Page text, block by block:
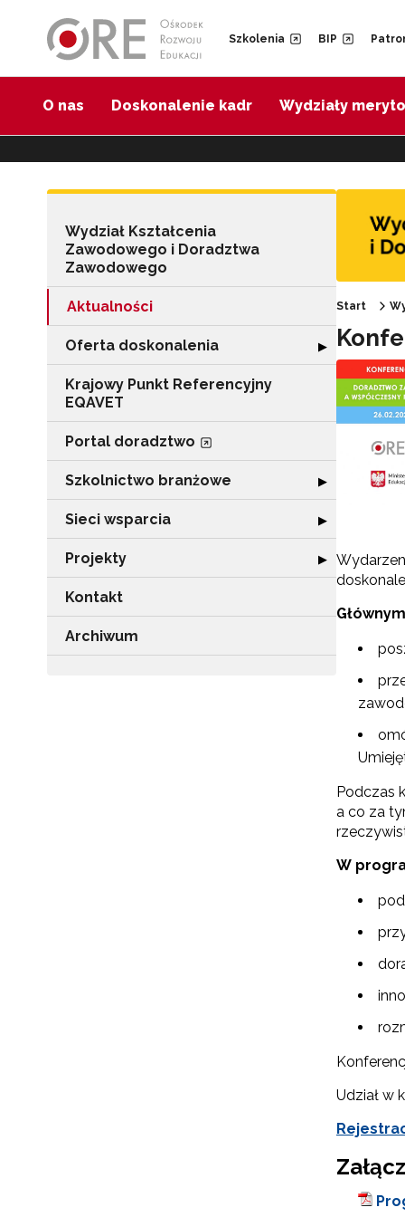
Szkolenia BIP
O nas Doskonalenie kadr Wydziały
Wydział Kształcenia
Zawodowego i Doradztwa
Zawodowego
Aktualności
Oferta doskonalenia Rozwiń sekcję
▶
Krajowy Punkt Referencyjny
EQAVET
Portal doradztwo
Szkolnictwo branżowe Rozwiń sekcję
▶
Sieci wsparcia Rozwiń sekcję
▶
Projekty Rozwiń sekcję
▶
Kontakt
Archiwum
Start
Podczas
a co za
W
Udział w
o